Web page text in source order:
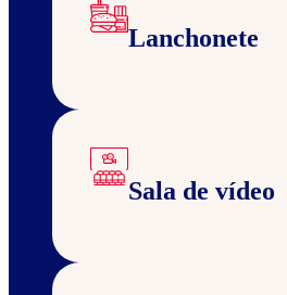
Lanchonete
Sala de vídeo